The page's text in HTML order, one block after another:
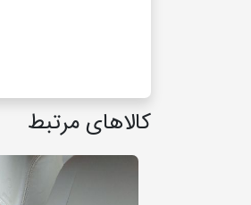
کالاهای مرتبط